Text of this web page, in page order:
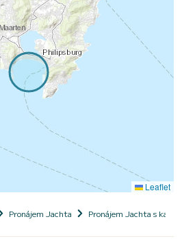
Leaflet
Pronájem Jachta Pronájem Jachta s